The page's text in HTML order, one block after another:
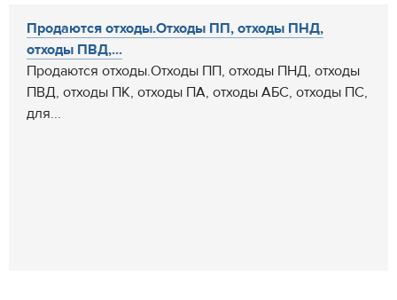
Продаются отходы.Отходы ПП, отходы ПНД,
отходы ПВД,...
Продаются отходы.Отходы ПП, отходы ПНД, отходы
ПВД, отходы ПК, отходы ПА, отходы АБС, отходы ПС,
для...